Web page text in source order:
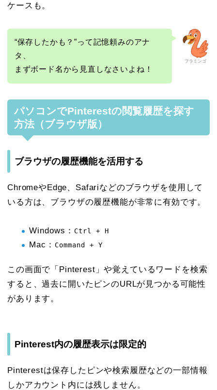
ケースも。
フラミンゴ
“保存したかも？”って記憶頼みのアナ
タ、
まずボード名から見直しなさいよね！
パソコンでPinterestの閲覧履歴を探す
方法（ブラウザ版）
ブラウザの履歴機能を活用する
ChromeやEdge、Safariなどのブラウザを使用して
いる方は、ブラウザの履歴機能が非常に有効です。
Windows： Ctrl + H
Mac： Command + Y
この画面で「Pinterest」や覚えているワードを検索
すると、過去に開いたピンのURLが見つかる可能性
があります。
Pinterest内の履歴表示は限定的
Pinterestは保存したピンや検索履歴などの一部情報
しかアカウント内には残しません。